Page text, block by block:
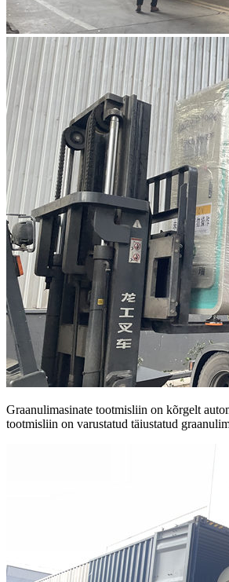
Graanulimasinate tootmisliin on kõrgelt
tootmisliin on varustatud täiustatud